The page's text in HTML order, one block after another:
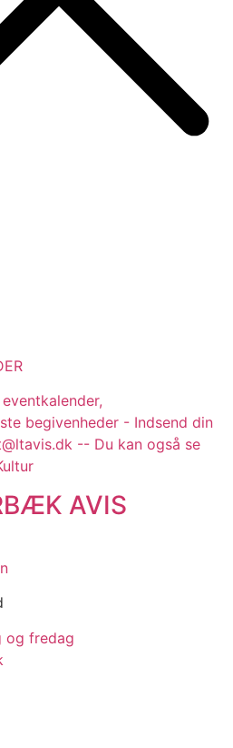
begivenheder - Indsend din
-- Du kan også se
AVIS
og fredag